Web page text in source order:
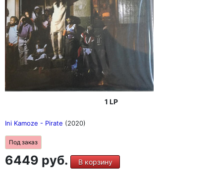
1 LP
Ini Kamoze - Pirate (2020)
Под заказ
6449 руб. В корзину